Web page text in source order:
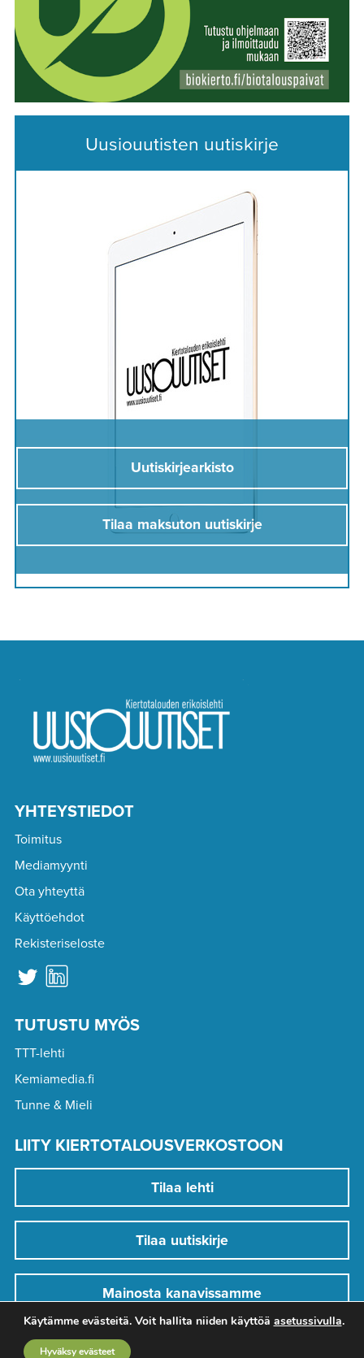
Uusiouutisten uutiskirje
Uutiskirjearkisto
Tilaa maksuton uutiskirje
YHTEYSTIEDOT
Toimitus
Mediamyynti
Ota yhteyttä
Käyttöehdot
Rekisteriseloste
TUTUSTU MYÖS
TTT-lehti
Kemiamedia.fi
Tunne & Mieli
LIITY KIERTOTALOUSVERKOSTOON
Tilaa lehti
Tilaa uutiskirje
Mainosta kanavissamme
Käytämme evästeitä. Voit hallita niiden käyttöä asetussivulla.
Hyväksy evästeet